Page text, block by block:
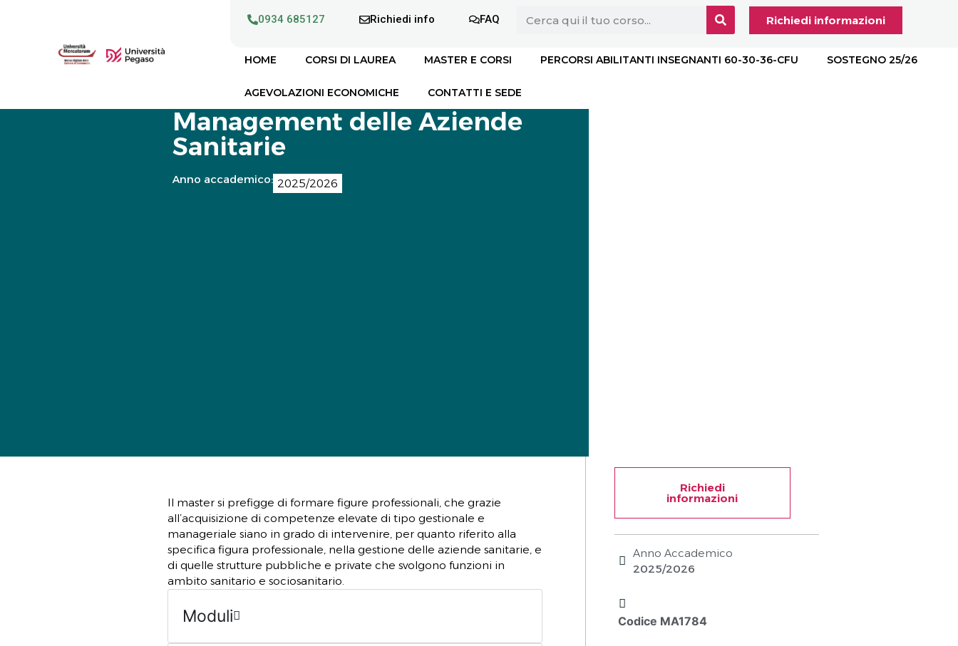
0934 685127 Richiedi info FAQ Richiedi informazioni
HOME CORSI DI LAUREA MASTER E CORSI PERCORSI ABILITANTI INSEGNANTI 60-30-36-CFU SOSTEGNO 25/26
AGEVOLAZIONI ECONOMICHE CONTATTI E SEDE
Management delle Aziende
Sanitarie
Anno accademico: 2025/2026
Il master si prefigge di formare figure professionali, che grazie
all’acquisizione di competenze elevate di tipo gestionale e
manageriale siano in grado di intervenire, per quanto riferito alla
specifica figura professionale, nella gestione delle aziende sanitarie, e
di quelle strutture pubbliche e private che svolgono funzioni in
ambito sanitario e sociosanitario.
Moduli
Richiedi
informazioni
Anno Accademico
2025/2026
Codice MA1784